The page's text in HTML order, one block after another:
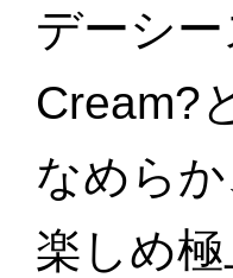
デーシ
Cream?
なめら
楽しめ